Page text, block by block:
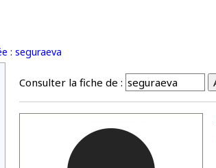
: seguraeva
Consulter la fiche de :